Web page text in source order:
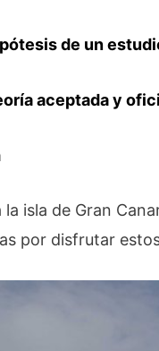
de un
aceptada y
la isla de Gran
por disfrutar